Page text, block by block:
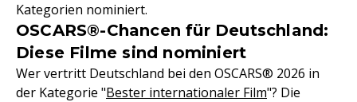
Kategorien nominiert.
OSCARS®-Chancen für Deutschland:
Diese Filme sind nominiert
Wer vertritt Deutschland bei den OSCARS® 2026 in
der Kategorie "Bester internationaler Film"? Die